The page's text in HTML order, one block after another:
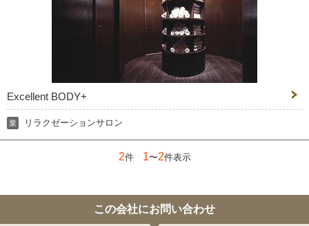
Excellent BODY+
業 リラクゼーションサロン
2件 1〜2件表示
この会社にお問い合わせ